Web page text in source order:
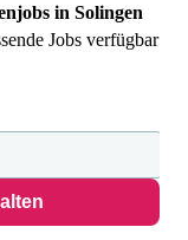
in Solingen
Jobs verfügbar